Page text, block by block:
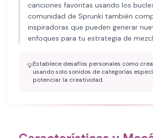
canciones favoritas usando los
comunidad de Sprunki también
inspiradoras que pueden generar
enfoques para tu estrategia de
💡Establece desafíos personales como
usando solo sonidos de categorías
potenciar la creatividad.